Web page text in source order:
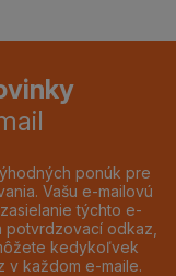
ponúk pre
Vašu e-mailovú
týchto e-
potvrdzovací odkaz,
kedykoľvek
v každom e-maile.